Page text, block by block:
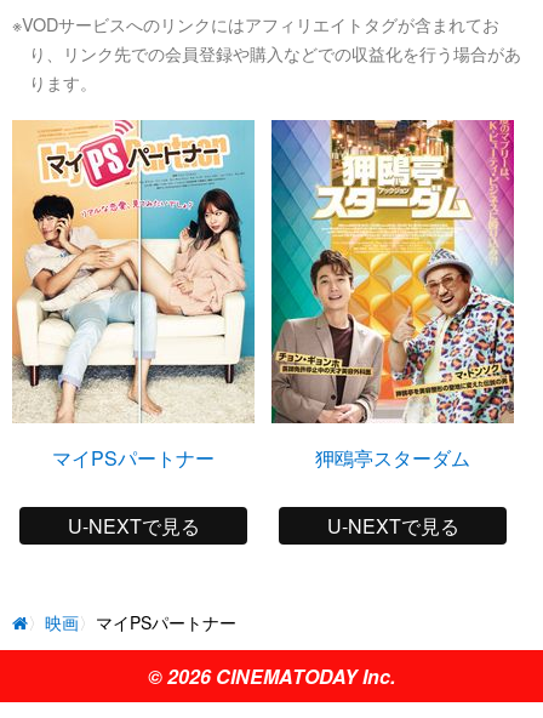
※VODサービスへのリンクにはアフィリエイトタグが含まれてお
り、リンク先での会員登録や購入などでの収益化を行う場合があ
ります。
マイPSパートナー
U-NEXTで見る
狎鴎亭スターダム
U-NEXTで見る
映画 マイPSパートナー
© 2026 CINEMATODAY Inc.